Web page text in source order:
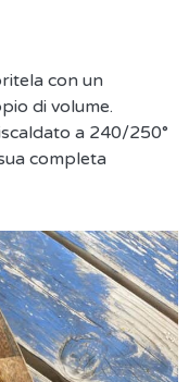
con un
di volume.
a 240/250°
completa